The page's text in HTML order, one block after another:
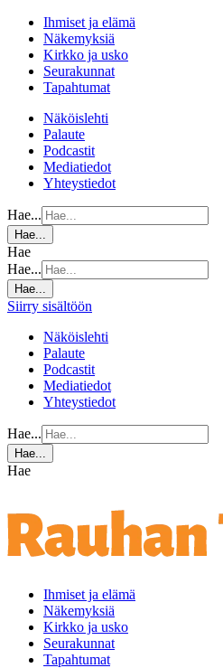
Ihmiset ja elämä
Näkemyksiä
Kirkko ja usko
Seurakunnat
Tapahtumat
Näköislehti
Palaute
Podcastit
Mediatiedot
Yhteystiedot
Hae...
Hae...
Hae
Hae...
Hae...
Siirry sisältöön
Näköislehti
Palaute
Podcastit
Mediatiedot
Yhteystiedot
Hae...
Hae...
Hae
Ihmiset ja elämä
Näkemyksiä
Kirkko ja usko
Seurakunnat
Tapahtumat